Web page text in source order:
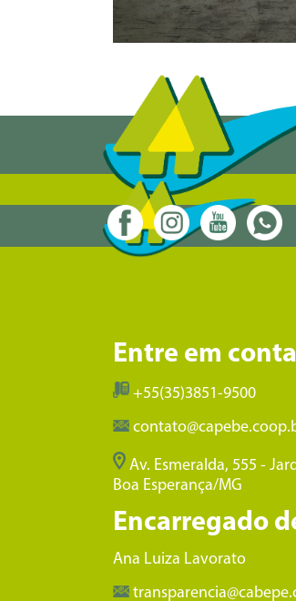
Entre em
+55(35)3851-9500
Av. Esmeralda, 555 -
Boa Esperança/MG
Encarregado
Ana Luiza Lavorato